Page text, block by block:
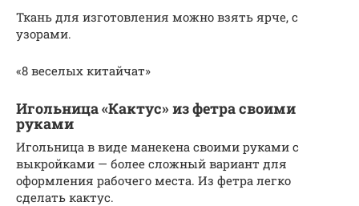
Ткань для изготовления можно взять ярче, с
узорами.
«8 веселых китайчат»
Игольница «Кактус» из фетра своими
руками
Игольница в виде манекена своими руками с
выкройками — более сложный вариант для
оформления рабочего места. Из фетра легко
сделать кактус.